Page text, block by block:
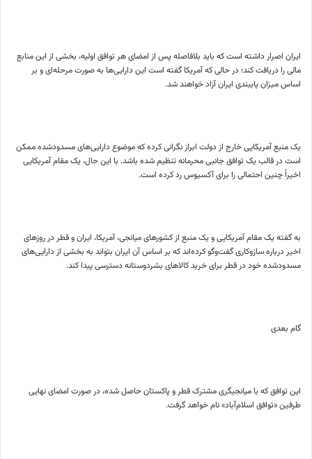
ایران اصرار داشته است که باید بلافاصله پس از امضای هر توافق اولیه، بخشی از این منابع
مالی را دریافت کند؛ در حالی که آمریکا گفته است این دارایی‌ها به صورت مرحله‌ای و بر
اساس میزان پایبندی ایران آزاد خواهند شد.
یک منبع آمریکایی خارج از دولت ابراز نگرانی کرده که موضوع دارایی‌های مسدودشده ممکن
است در قالب یک توافق جانبی محرمانه تنظیم شده باشد. با این حال، یک مقام آمریکایی
اخیراً چنین احتمالی را برای آکسیوس رد کرده است.
به گفته یک مقام آمریکایی و یک منبع از کشورهای میانجی، آمریکا، ایران و قطر در روزهای
اخیر درباره سازوکاری گفت‌وگو کرده‌اند که بر اساس آن ایران بتواند به بخشی از دارایی‌های
مسدودشده خود در قطر برای خرید کالاهای بشردوستانه دسترسی پیدا کند.
گام بعدی
این توافق که با میانجیگری مشترک قطر و پاکستان حاصل شده، در صورت امضای نهایی
طرفین «توافق اسلام‌آباد» نام خواهد گرفت.